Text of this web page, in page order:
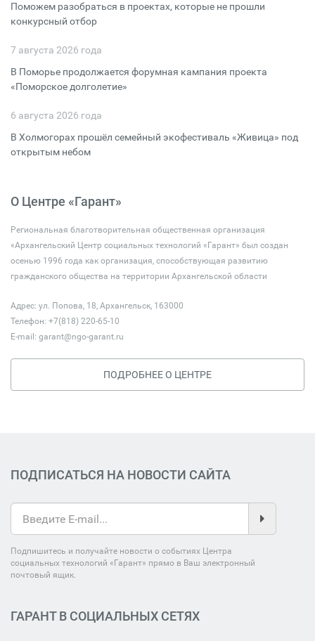
Поможем разобраться в проектах, которые не прошли
конкурсный отбор
7 августа 2026 года
В Поморье продолжается форумная кампания проекта
«Поморское долголетие»
6 августа 2026 года
В Холмогорах прошёл семейный экофестиваль «Живица» под
открытым небом
О Центре «Гарант»
Региональная благотворительная общественная организация
«Архангельский Центр социальных технологий «Гарант» был создан
осенью 1996 года как организация, способствующая развитию
гражданского общества на территории Архангельской области
Адрес: ул. Попова, 18, Архангельск, 163000
Телефон: +7(818) 220-65-10
E-mail: garant@ngo-garant.ru
ПОДРОБНЕЕ О ЦЕНТРЕ
ПОДПИСАТЬСЯ НА НОВОСТИ САЙТА
Подпишитесь и получайте новости о событиях Центра
социальных технологий «Гарант» прямо в Ваш электронный
почтовый ящик.
ГАРАНТ В СОЦИАЛЬНЫХ СЕТЯХ